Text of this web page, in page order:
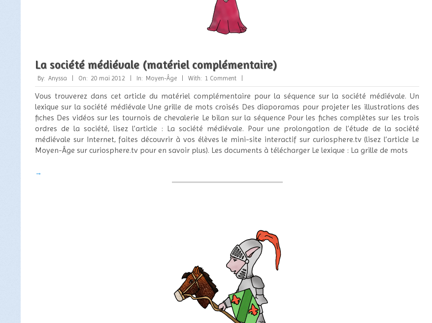
La société médiévale (matériel complémentaire)
2012-
05-
20
By: Anyssa On: 20 mai 2012 In: Moyen-Âge With: 1 Comment
Vous trouverez dans cet article du matériel complémentaire pour la séquence sur la société médiévale. Un
lexique sur la société médiévale Une grille de mots croisés Des diaporamas pour projeter les illustrations des
fiches Des vidéos sur les tournois de chevalerie Le bilan sur la séquence Pour les fiches complètes sur les trois
ordres de la société, lisez l’article : La société médiévale. Pour une prolongation de l’étude de la société
médiévale sur Internet, faites découvrir à vos élèves le mini-site interactif sur curiosphere.tv (lisez l’article Le
Moyen-Âge sur curiosphere.tv pour en savoir plus). Les documents à télécharger Le lexique : La grille de mots
→